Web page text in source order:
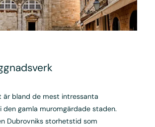
är bland de mest intressanta
den gamla muromgärdade staden.
Dubrovniks storhetstid som